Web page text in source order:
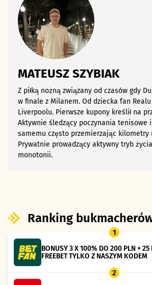
MATEUSZ SZYBIAK
Z piłką nożną związany od czasów gdy
w finale z Milanem. Od dziecka fan
Liverpoolu. Pierwsze kupony kreślił na
Aktywnie śledzący poczynania tenisowe
samemu często przemierzając kilometry
Prywatnie prowadzący aktywny tryb
monotonii.
Ranking
1
BONUSY 3 X 100% DO 200 PLN + 25
FREEBET TYLKO Z NASZYM KODEM
2